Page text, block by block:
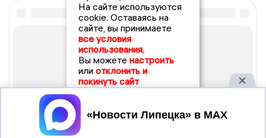
На сайте используются
cookie. Оставаясь на
сайте, вы принимаете
все условия
использования.
Вы можете настроить
или отклонить и
покинуть сайт
Принять